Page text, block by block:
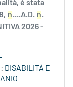
è stata
n....A.D. n.
2026 -
DISABILITÀ E